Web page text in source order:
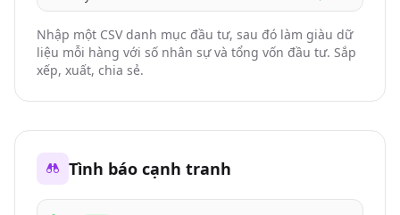
Nhập một CSV danh mục đầu tư, sau đó làm giàu dữ
liệu mỗi hàng với số nhân sự và tổng vốn đầu tư. Sắp
xếp, xuất, chia sẻ.
Tình báo cạnh tranh